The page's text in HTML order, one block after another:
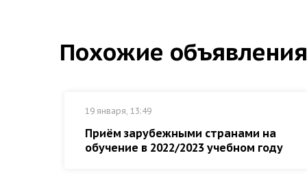
Похожие объявления
19 января, 13:49
Приём зарубежными странами на
обучение в 2022/2023 учебном году